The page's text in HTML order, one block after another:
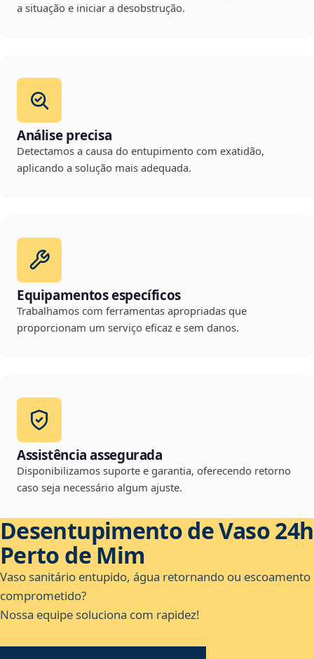
a situação e iniciar a desobstrução.
Análise precisa
Detectamos a causa do entupimento com exatidão,
aplicando a solução mais adequada.
Equipamentos específicos
Trabalhamos com ferramentas apropriadas que
proporcionam um serviço eficaz e sem danos.
Assistência assegurada
Disponibilizamos suporte e garantia, oferecendo retorno
caso seja necessário algum ajuste.
Desentupimento de Vaso 24h
Perto de Mim
Vaso sanitário entupido, água retornando ou escoamento
comprometido?
Nossa equipe soluciona com rapidez!